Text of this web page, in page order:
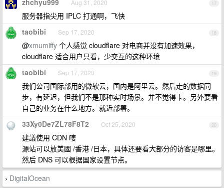
17
zhchyu999 Aug 31, 2020
服务器指尖用 IPLC 打通啊，飞快
18
taobibi Sep 17, 2020
@xmumiffy 个人感觉 cloudflare 对电商并没有加速效果，
cloudflare 适合用户只看，少交互的这种环境
19
taobibi Sep 17, 2020
我们公司国际部用的微软云，国内是阿里云。然后走的数据同
步，有延迟，但我们不是那种实时场景。并不觉得卡。另外要看
自己的业务在什么地方。就近部署。
20
33Xy0De7ZL78F8T2 Oct 25, 2020
建議使用 CDN 嘍
源站可以放美國 /香港 /日本，具体还要看大部分的访客是哪里。
然后 DNS 可以根据国家设置节点。
› DigitalOcean